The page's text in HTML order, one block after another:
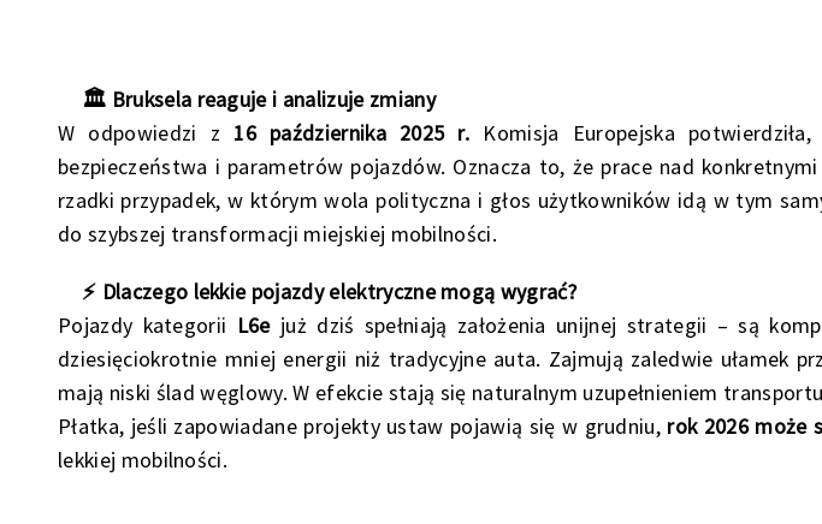
🏛️ Bruksela reaguje i analizuje zmiany
W odpowiedzi z 16 października 2025 r. Komisja Europejska
bezpieczeństwa i parametrów pojazdów. Oznacza to, że prace nad
rzadki przypadek, w którym wola polityczna i głos użytkowników idą w tym
do szybszej transformacji miejskiej mobilności.
⚡ Dlaczego lekkie pojazdy elektryczne mogą wygrać?
Pojazdy kategorii L6ejuż dziś spełniają założenia unijnej strategii – są
dziesięciokrotnie mniej energii niż tradycyjne auta. Zajmują zaledwie ułamek
mają niski ślad węglowy. W efekcie stają się naturalnym uzupełnieniem
Płatka, jeśli zapowiadane projekty ustaw pojawią się w grudniu, rok 2026 może
lekkiej mobilności.